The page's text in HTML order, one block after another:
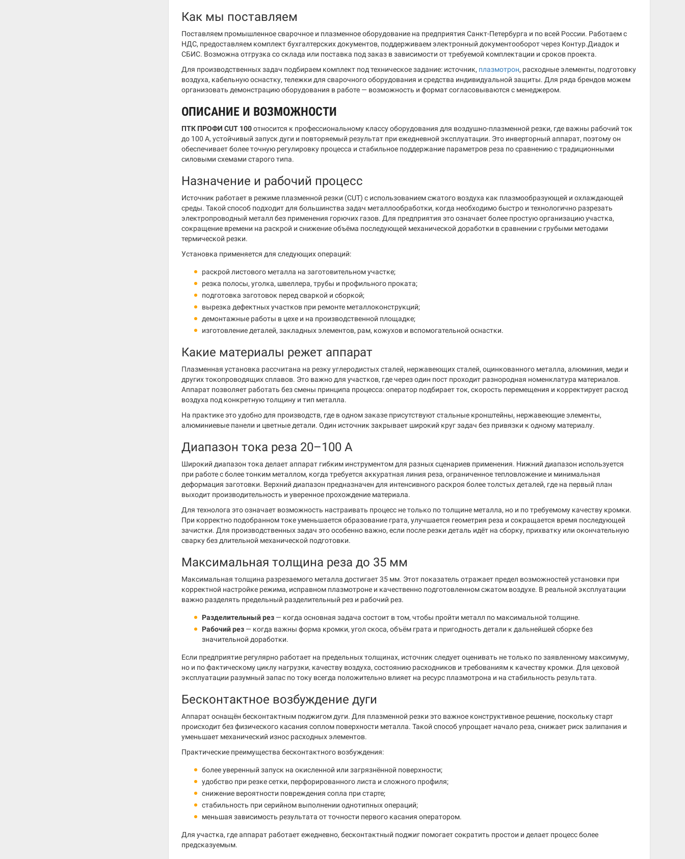
Как мы поставляем
Поставляем промышленное сварочное и плазменное оборудование на предприятия Санкт-Петербурга и по всей России. Работаем с
НДС, предоставляем комплект бухгалтерских документов, поддерживаем электронный документооборот через Контур.Диадок и
СБИС. Возможна отгрузка со склада или поставка под заказ в зависимости от требуемой комплектации и сроков проекта.
Для производственных задач подбираем комплект под техническое задание: источник, плазмотрон, расходные элементы, подготовку
воздуха, кабельную оснастку, тележки для сварочного оборудования и средства индивидуальной защиты. Для ряда брендов можем
организовать демонстрацию оборудования в работе — возможность и формат согласовываются с менеджером.
ОПИСАНИЕ И ВОЗМОЖНОСТИ
ПТК ПРОФИ CUT 100относится к профессиональному классу оборудования для воздушно-плазменной резки, где важны рабочий ток
до 100 А, устойчивый запуск дуги и повторяемый результат при ежедневной эксплуатации. Это инверторный аппарат, поэтому он
обеспечивает более точную регулировку процесса и стабильное поддержание параметров реза по сравнению с традиционными
силовыми схемами старого типа.
Назначение и рабочий процесс
Источник работает в режиме плазменной резки (CUT) с использованием сжатого воздуха как плазмообразующей и охлаждающей
среды. Такой способ подходит для большинства задач металлообработки, когда необходимо быстро и технологично разрезать
электропроводный металл без применения горючих газов. Для предприятия это означает более простую организацию участка,
сокращение времени на раскрой и снижение объёма последующей механической доработки в сравнении с грубыми методами
термической резки.
Установка применяется для следующих операций:
раскрой листового металла на заготовительном участке;
резка полосы, уголка, швеллера, трубы и профильного проката;
подготовка заготовок перед сваркой и сборкой;
вырезка дефектных участков при ремонте металлоконструкций;
демонтажные работы в цехе и на производственной площадке;
изготовление деталей, закладных элементов, рам, кожухов и вспомогательной оснастки.
Какие материалы режет аппарат
Плазменная установка рассчитана на резку углеродистых сталей, нержавеющих сталей, оцинкованного металла, алюминия, меди и
других токопроводящих сплавов. Это важно для участков, где через один пост проходит разнородная номенклатура материалов.
Аппарат позволяет работать без смены принципа процесса: оператор подбирает ток, скорость перемещения и корректирует расход
воздуха под конкретную толщину и тип металла.
На практике это удобно для производств, где в одном заказе присутствуют стальные кронштейны, нержавеющие элементы,
алюминиевые панели и цветные детали. Один источник закрывает широкий круг задач без привязки к одному материалу.
Диапазон тока реза 20–100 А
Широкий диапазон тока делает аппарат гибким инструментом для разных сценариев применения. Нижний диапазон используется
при работе с более тонким металлом, когда требуется аккуратная линия реза, ограниченное тепловложение и минимальная
деформация заготовки. Верхний диапазон предназначен для интенсивного раскроя более толстых деталей, где на первый план
выходит производительность и уверенное прохождение материала.
Для технолога это означает возможность настраивать процесс не только по толщине металла, но и по требуемому качеству кромки.
При корректно подобранном токе уменьшается образование грата, улучшается геометрия реза и сокращается время последующей
зачистки. Для производственных задач это особенно важно, если после резки деталь идёт на сборку, прихватку или окончательную
сварку без длительной механической подготовки.
Максимальная толщина реза до 35 мм
Максимальная толщина разрезаемого металла достигает 35 мм. Этот показатель отражает предел возможностей установки при
корректной настройке режима, исправном плазмотроне и качественно подготовленном сжатом воздухе. В реальной эксплуатации
важно разделять предельный разделительный рез и рабочий рез.
Разделительный рез — когда основная задача состоит в том, чтобы пройти металл по максимальной толщине.
Рабочий рез — когда важны форма кромки, угол скоса, объём грата и пригодность детали к дальнейшей сборке без
значительной доработки.
Если предприятие регулярно работает на предельных толщинах, источник следует оценивать не только по заявленному максимуму,
но и по фактическому циклу нагрузки, качеству воздуха, состоянию расходников и требованиям к качеству кромки. Для цеховой
эксплуатации разумный запас по току всегда положительно влияет на ресурс плазмотрона и на стабильность результата.
Бесконтактное возбуждение дуги
Аппарат оснащён бесконтактным поджигом дуги. Для плазменной резки это важное конструктивное решение, поскольку старт
происходит без физического касания соплом поверхности металла. Такой способ упрощает начало реза, снижает риск залипания и
уменьшает механический износ расходных элементов.
Практические преимущества бесконтактного возбуждения:
более уверенный запуск на окисленной или загрязнённой поверхности;
удобство при резке сетки, перфорированного листа и сложного профиля;
снижение вероятности повреждения сопла при старте;
стабильность при серийном выполнении однотипных операций;
меньшая зависимость результата от точности первого касания оператором.
Для участка, где аппарат работает ежедневно, бесконтактный поджиг помогает сократить простои и делает процесс более
предсказуемым.